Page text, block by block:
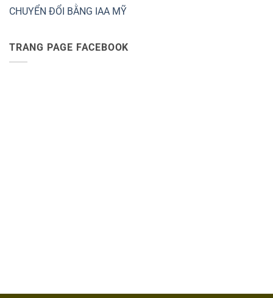
CHUYỂN ĐỔI BẰNG IAA MỸ
TRANG PAGE FACEBOOK